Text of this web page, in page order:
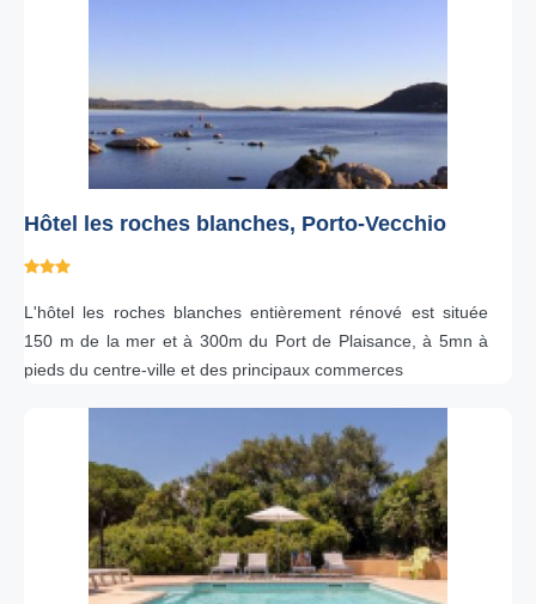
Hôtel les roches blanches, Porto-Vecchio
L'hôtel les roches blanches entièrement rénové est située
150 m de la mer et à 300m du Port de Plaisance, à 5mn à
pieds du centre-ville et des principaux commerces